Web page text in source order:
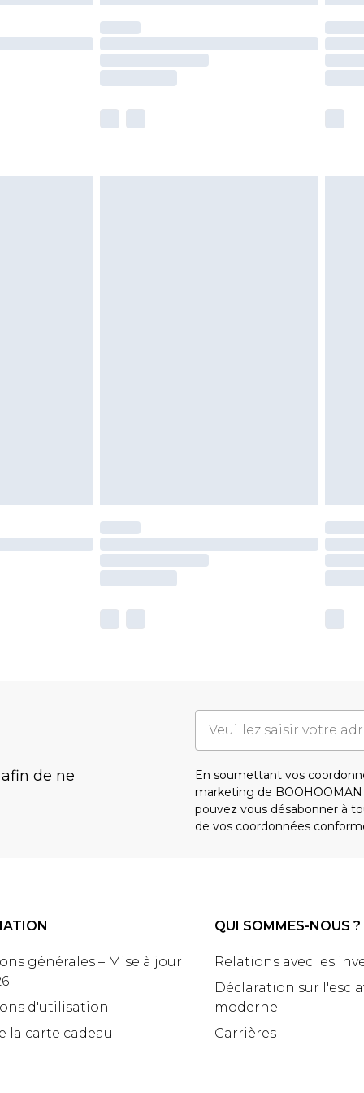
de ne
En soumettant vos
marketing de
pouvez vous désabonner à
de vos coordonnées
générales – Mise à jour
d'utilisation
la carte cadeau
QUI SOMMES-NOUS ?
Relations avec les
Déclaration sur
moderne
Carrières